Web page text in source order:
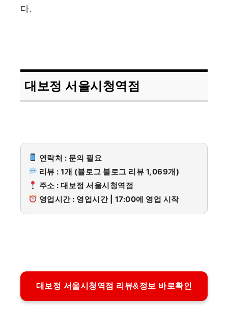
다.
대보정 서울시청역점
연락처 : 문의 필요
리뷰 : 1개 (블로그 블로그 리뷰 1,069개)
주소 : 대보정 서울시청역점
영업시간 : 영업시간 | 17:00에 영업 시작
대보정 서울시청역점 리뷰&정보 바로확인